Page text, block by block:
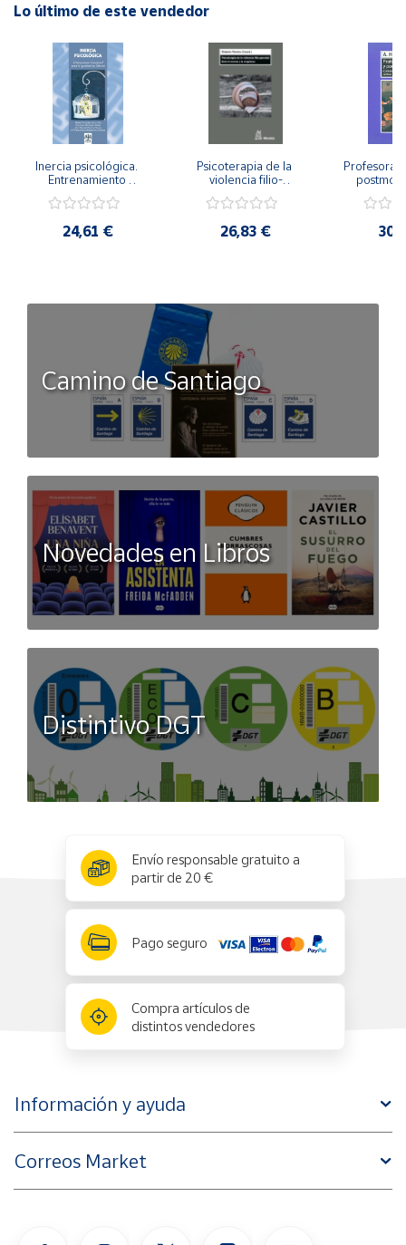
Lo último de este vendedor
Inercia psicológica.
Entrenamiento
Igualdad de Género.
24,61 €
Psicoterapia de la
violencia filio-
secreto y la
26,83 €
Camino de Santiago
Novedades en Libros
Distintivo DGT
Envío responsable gratuito a
partir de 20 €
Pago seguro
Compra artículos de
distintos vendedores
Información y ayuda
Correos Market